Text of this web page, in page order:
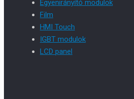
Egyenirányító modulok
Film
HMI Touch
IGBT modulok
LCD panel